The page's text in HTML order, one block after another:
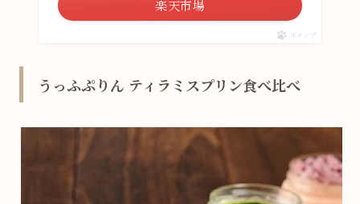
楽天市場
ポチップ
うっふぷりん ティラミスプリン食べ比べ